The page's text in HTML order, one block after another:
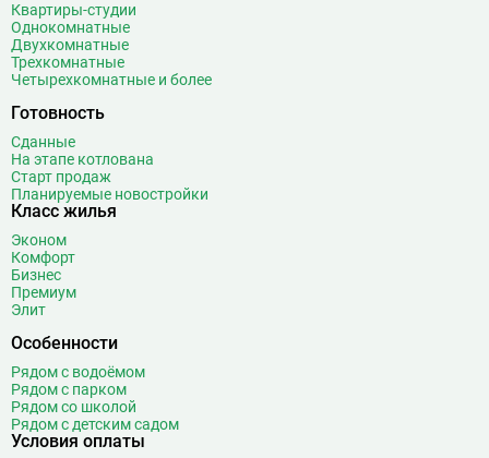
Беломорская
Белорусская
Беляево
Библиотека имени Ленина
Битцевский парк
Борисово
Боровицкая
Ботанический сад
Бунинская аллея
Бутырская
В Вавиловская
Квартиры-студии
Однокомнатные
Двухкомнатные
Трехкомнатные
Четырехкомнатные и более
Готовность
Сданные
На этапе котлована
Старт продаж
Планируемые новостройки
Класс жилья
Эконом
Комфорт
Бизнес
Премиум
Элит
Особенности
Рядом с водоёмом
Рядом с парком
Рядом со школой
Рядом с детским садом
Условия оплаты